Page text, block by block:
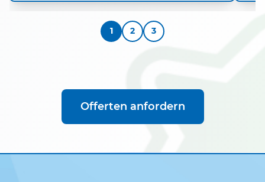
1 2 3
Offerten anfordern